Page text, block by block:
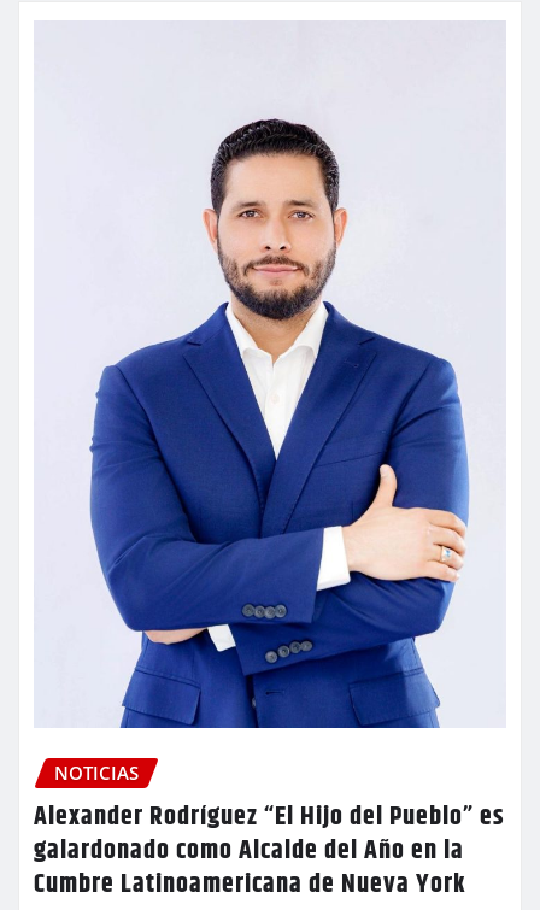
NOTICIAS
Alexander Rodríguez “El Hijo del Pueblo” es
galardonado como Alcalde del Año en la
Cumbre Latinoamericana de Nueva York